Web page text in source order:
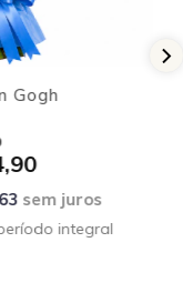
sem juros